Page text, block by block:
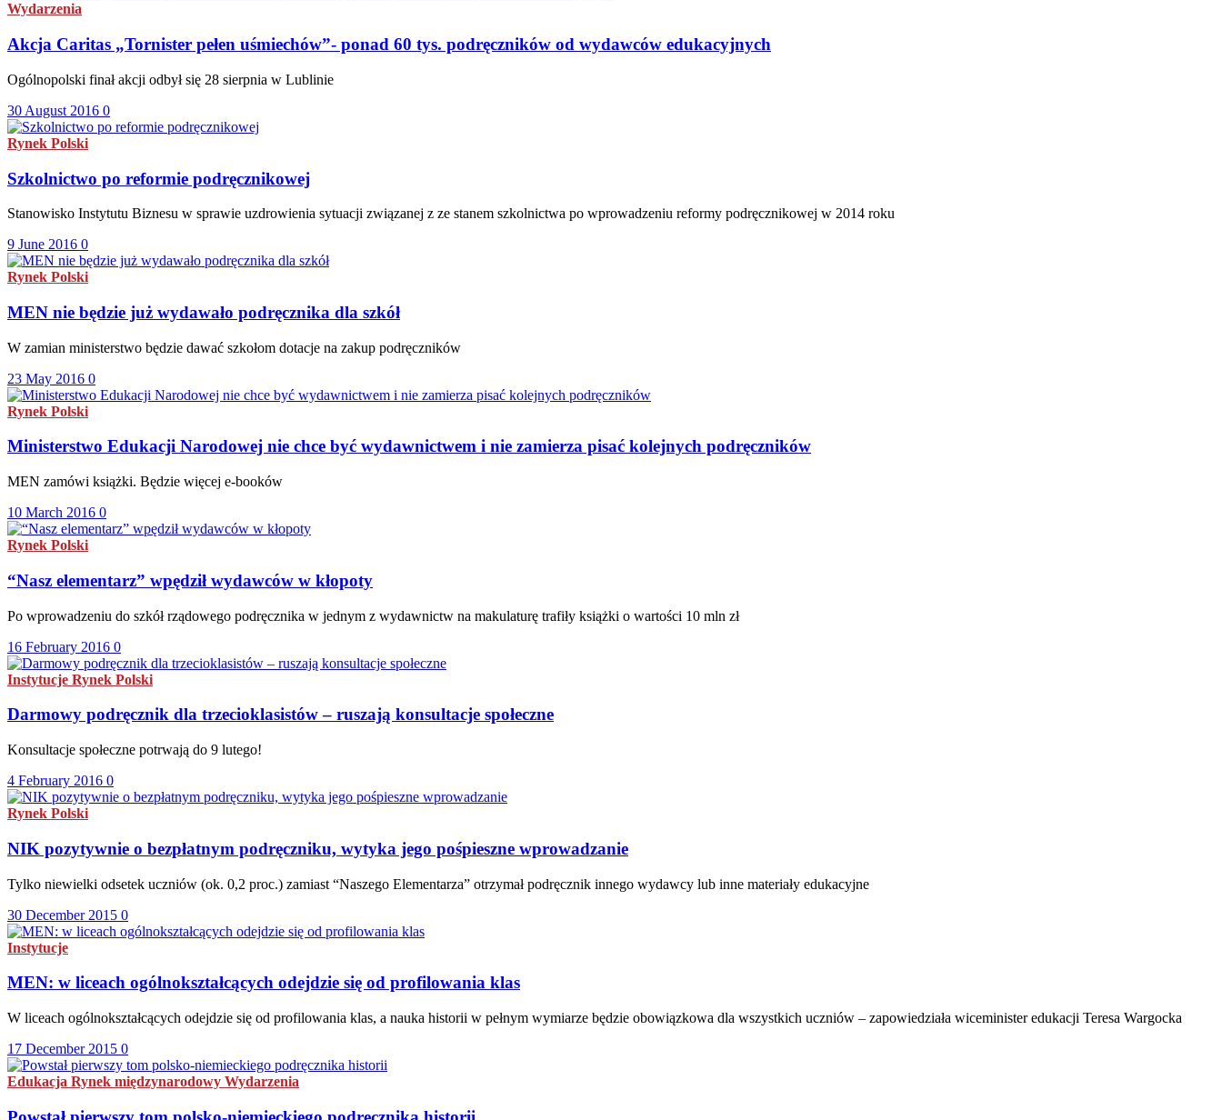
Wydarzenia
Akcja Caritas „Tornister pełen uśmiechów”- ponad 60 tys. podręczników od wydawców edukacyjnych
Ogólnopolski finał akcji odbył się 28 sierpnia w Lublinie
30 August 2016 0
Rynek Polski
Szkolnictwo po reformie podręcznikowej
Stanowisko Instytutu Biznesu w sprawie uzdrowienia sytuacji związanej z ze stanem szkolnictwa po wprowadzeniu reformy podręcznikowej w 2014 roku
9 June 2016 0
Rynek Polski
MEN nie będzie już wydawało podręcznika dla szkół
W zamian ministerstwo będzie dawać szkołom dotacje na zakup podręczników
23 May 2016 0
Rynek Polski
Ministerstwo Edukacji Narodowej nie chce być wydawnictwem i nie zamierza pisać kolejnych podręczników
MEN zamówi książki. Będzie więcej e-booków
10 March 2016 0
Rynek Polski
“Nasz elementarz” wpędził wydawców w kłopoty
Po wprowadzeniu do szkół rządowego podręcznika w jednym z wydawnictw na makulaturę trafiły książki o wartości 10 mln zł
16 February 2016 0
Instytucje Rynek Polski
Darmowy podręcznik dla trzecioklasistów – ruszają konsultacje społeczne
Konsultacje społeczne potrwają do 9 lutego!
4 February 2016 0
Rynek Polski
NIK pozytywnie o bezpłatnym podręczniku, wytyka jego pośpieszne wprowadzanie
Tylko niewielki odsetek uczniów (ok. 0,2 proc.) zamiast “Naszego Elementarza” otrzymał podręcznik innego wydawcy lub inne materiały edukacyjne
30 December 2015 0
Instytucje
MEN: w liceach ogólnokształcących odejdzie się od profilowania klas
W liceach ogólnokształcących odejdzie się od profilowania klas, a nauka historii w pełnym wymiarze będzie obowiązkowa dla wszystkich uczniów – zapowiedziała wiceminister edukacji Teresa Wargocka
17 December 2015 0
Edukacja Rynek międzynarodowy Wydarzenia